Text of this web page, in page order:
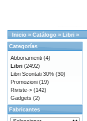
Inicio » Catálogo » Libri »
Categorías
Abbonamenti (4)
Libri (2492)
Libri Scontati 30% (30)
Promozioni (19)
Riviste-> (142)
Gadgets (2)
Fabricantes